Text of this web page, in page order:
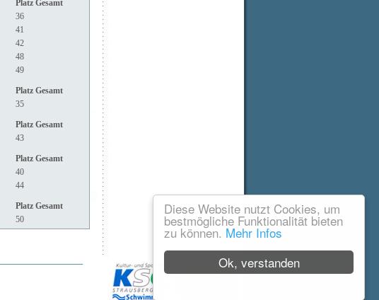
Ok, verstanden
Diese Website nutzt Cookies, um
bestmögliche Funktionalität bieten
zu können. Mehr Infos
Platz Gesamt
36
41
42
48
49
Platz Gesamt
35
Platz Gesamt
43
Platz Gesamt
40
44
Platz Gesamt
50